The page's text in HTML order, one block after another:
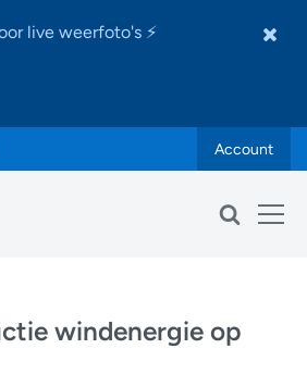
live weerfoto's ⚡
Account
windenergie op